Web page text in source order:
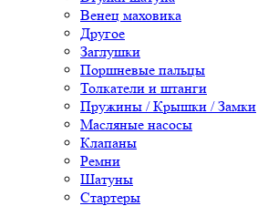
Венец маховика
Другое
Заглушки
Поршневые пальцы
Толкатели и штанги
Пружины / Крышки / Замки
Масляные насосы
Клапаны
Ремни
Шатуны
Стартеры